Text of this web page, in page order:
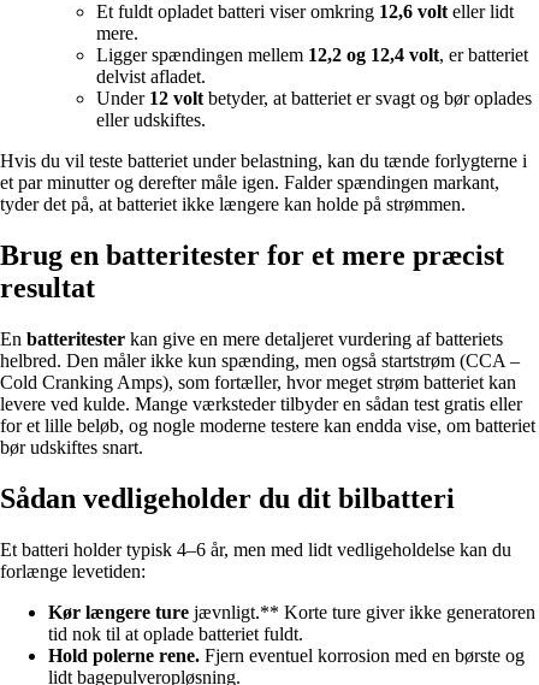
Et fuldt opladet batteri viser omkring 12,6 volteller lidt
mere.
Ligger spændingen mellem 12,2 og 12,4 volt, er batteriet
delvist afladet.
Under 12 voltbetyder, at batteriet er svagt og bør oplades
eller udskiftes.
Hvis du vil teste batteriet under belastning, kan du tænde forlygterne i
et par minutter og derefter måle igen. Falder spændingen markant,
tyder det på, at batteriet ikke længere kan holde på strømmen.
Brug en batteritester for et mere præcist
resultat
En batteritester kan give en mere detaljeret vurdering af batteriets
helbred. Den måler ikke kun spænding, men også startstrøm (CCA –
Cold Cranking Amps), som fortæller, hvor meget strøm batteriet kan
levere ved kulde. Mange værksteder tilbyder en sådan test gratis eller
for et lille beløb, og nogle moderne testere kan endda vise, om batteriet
bør udskiftes snart.
Sådan vedligeholder du dit bilbatteri
Et batteri holder typisk 4–6 år, men med lidt vedligeholdelse kan du
forlænge levetiden:
Kør længere ture jævnligt.** Korte ture giver ikke generatoren
tid nok til at oplade batteriet fuldt.
Hold polerne rene. Fjern eventuel korrosion med en børste og
lidt bagepulveropløsning.